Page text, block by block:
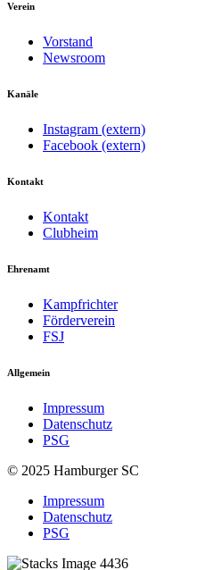
Verein
Vorstand
Newsroom
Kanäle
Instagram (extern)
Facebook (extern)
Kontakt
Kontakt
Clubheim
Ehrenamt
Kampfrichter
Förderverein
FSJ
Allgemein
Impressum
Datenschutz
PSG
© 2025 Hamburger SC
Impressum
Datenschutz
PSG